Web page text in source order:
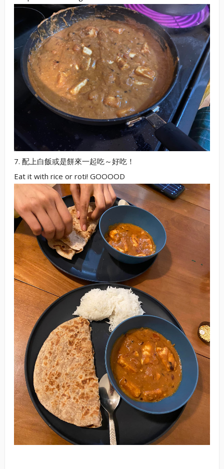
7. 配上白飯或是餅來一起吃～好吃！
Eat it with rice or roti! GOOOOD